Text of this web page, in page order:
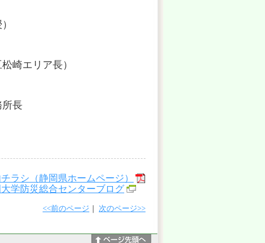
エリア長）
長
ラシ（静岡県ホームページ）
学防災総合センターブログ
<<前のページ ｜ 次のページ>>